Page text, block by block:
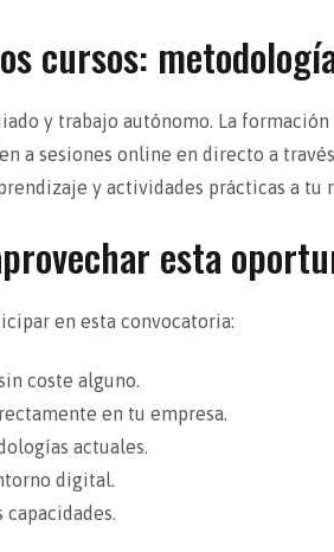
cursos:
y trabajo autónomo. La
a sesiones online en directo a
y actividades prácticas a tu
esta
en esta convocatoria:
coste alguno.
en tu empresa.
actuales.
digital.